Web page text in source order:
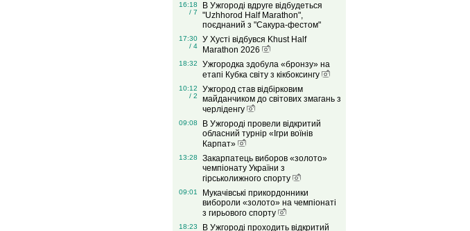
16:18
/ 7
В Ужгороді вдруге відбудеться
"Uzhhorod Half Marathon",
поєднаний з "Сакура-фестом"
17:30
/ 4
У Хусті відбувся Khust Half
Marathon 2026
18:32
Ужгородка здобула «бронзу» на
етапі Кубка світу з кікбоксингу
10:12
/ 2
Ужгород став відбірковим
майданчиком до світових змагань з
черліденгу
09:08
В Ужгороді провели відкритий
обласний турнір «Ігри воїнів
Карпат»
13:28
Закарпатець виборов «золото»
чемпіонату України з
гірськолижного спорту
09:01
Мукачівські прикордонники
вибороли «золото» на чемпіонаті
з гирьового спорту
18:23
В Ужгороді проходить відкритий